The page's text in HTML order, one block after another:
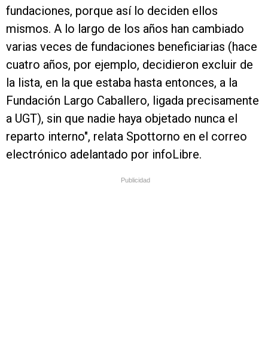
fundaciones, porque así lo deciden ellos
mismos. A lo largo de los años han cambiado
varias veces de fundaciones beneficiarias (hace
cuatro años, por ejemplo, decidieron excluir de
la lista, en la que estaba hasta entonces, a la
Fundación Largo Caballero, ligada precisamente
a UGT), sin que nadie haya objetado nunca el
reparto interno", relata Spottorno en el correo
electrónico adelantado por infoLibre.
Publicidad